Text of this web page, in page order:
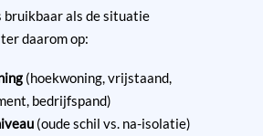
bruikbaar als de situatie
daarom op:
(hoekwoning, vrijstaand,
bedrijfspand)
(oude schil vs. na-isolatie)